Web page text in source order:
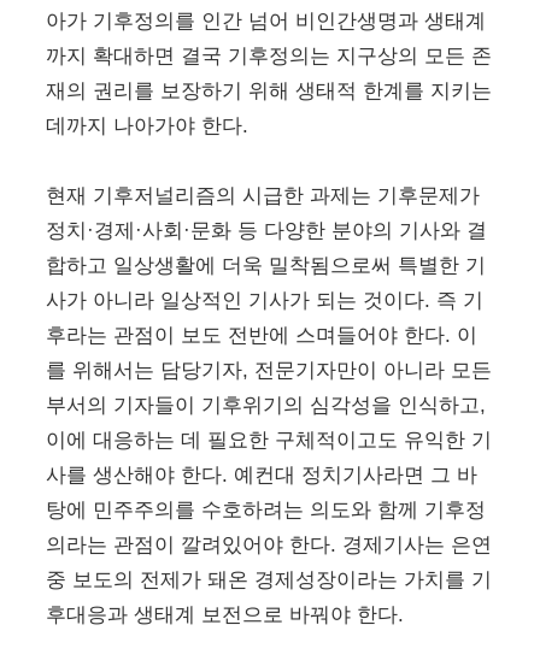
아가 기후정의를 인간 넘어 비인간생명과 생태계
까지 확대하면 결국 기후정의는 지구상의 모든 존
재의 권리를 보장하기 위해 생태적 한계를 지키는
데까지 나아가야 한다.
현재 기후저널리즘의 시급한 과제는 기후문제가
정치·경제·사회·문화 등 다양한 분야의 기사와 결
합하고 일상생활에 더욱 밀착됨으로써 특별한 기
사가 아니라 일상적인 기사가 되는 것이다. 즉 기
후라는 관점이 보도 전반에 스며들어야 한다. 이
를 위해서는 담당기자, 전문기자만이 아니라 모든
부서의 기자들이 기후위기의 심각성을 인식하고,
이에 대응하는 데 필요한 구체적이고도 유익한 기
사를 생산해야 한다. 예컨대 정치기사라면 그 바
탕에 민주주의를 수호하려는 의도와 함께 기후정
의라는 관점이 깔려있어야 한다. 경제기사는 은연
중 보도의 전제가 돼온 경제성장이라는 가치를 기
후대응과 생태계 보전으로 바꿔야 한다.